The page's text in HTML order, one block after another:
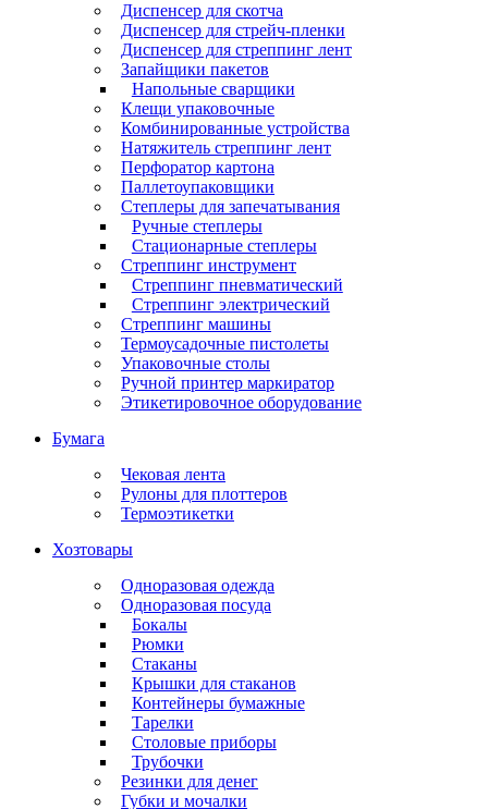
Диспенсер для скотча
Диспенсер для стрейч-пленки
Диспенсер для стреппинг лент
Запайщики пакетов
Напольные сварщики
Клещи упаковочные
Комбинированные устройства
Натяжитель стреппинг лент
Перфоратор картона
Паллетоупаковщики
Степлеры для запечатывания
Ручные степлеры
Стационарные степлеры
Стреппинг инструмент
Стреппинг пневматический
Стреппинг электрический
Стреппинг машины
Термоусадочные пистолеты
Упаковочные столы
Ручной принтер маркиратор
Этикетировочное оборудование
Бумага
Чековая лента
Рулоны для плоттеров
Термоэтикетки
Хозтовары
Одноразовая одежда
Одноразовая посуда
Бокалы
Рюмки
Стаканы
Крышки для стаканов
Контейнеры бумажные
Тарелки
Столовые приборы
Трубочки
Резинки для денег
Губки и мочалки